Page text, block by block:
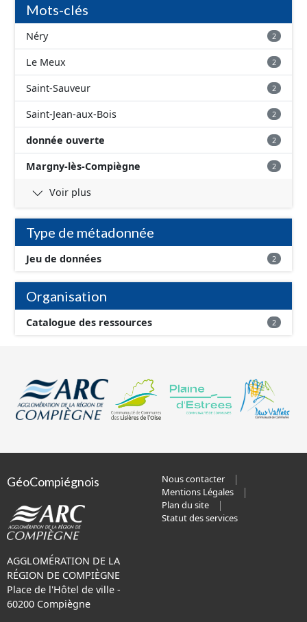
Mots-clés
Néry 2
Le Meux 2
Saint-Sauveur 2
Saint-Jean-aux-Bois 2
donnée ouverte 2
Margny-lès-Compiègne 2
Voir plus
Type de métadonnée
Jeu de données 2
Organisation
Catalogue des ressources 2
GéoCompiégnois
AGGLOMÉRATION DE LA
RÉGION DE COMPIÈGNE
Place de l'Hôtel de ville -
60200 Compiègne
Nous contacter
Mentions Légales
Plan du site
Statut des services